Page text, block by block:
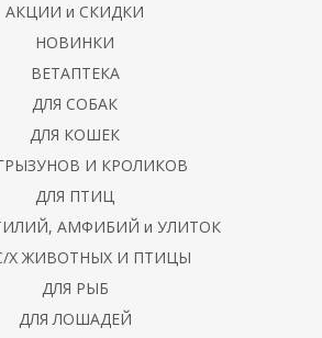
АКЦИИ и СКИДКИ
НОВИНКИ
ВЕТАПТЕКА
ДЛЯ СОБАК
ДЛЯ КОШЕК
И КРОЛИКОВ
ДЛЯ ПТИЦ
АМФИБИЙ и УЛИТОК
Х ЖИВОТНЫХ И ПТИЦЫ
ДЛЯ РЫБ
ДЛЯ ЛОШАДЕЙ